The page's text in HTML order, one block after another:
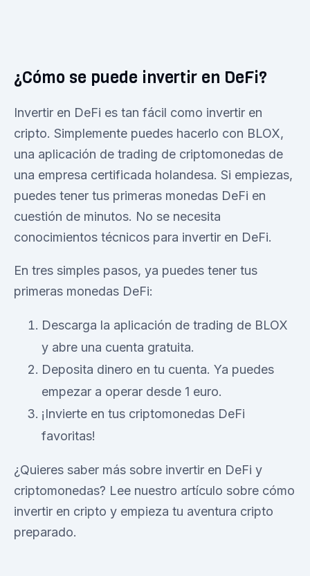
¿Cómo se puede invertir en DeFi?
Invertir en DeFi es tan fácil como invertir en
cripto. Simplemente puedes hacerlo con BLOX,
una aplicación de trading de criptomonedas de
una empresa certificada holandesa. Si empiezas,
puedes tener tus primeras monedas DeFi en
cuestión de minutos. No se necesita
conocimientos técnicos para invertir en DeFi.
En tres simples pasos, ya puedes tener tus
primeras monedas DeFi:
Descarga la aplicación de trading de BLOX
y abre una cuenta gratuita.
Deposita dinero en tu cuenta. Ya puedes
empezar a operar desde 1 euro.
¡Invierte en tus criptomonedas DeFi
favoritas!
¿Quieres saber más sobre invertir en DeFi y
criptomonedas? Lee nuestro artículo sobre cómo
invertir en cripto y empieza tu aventura cripto
preparado.